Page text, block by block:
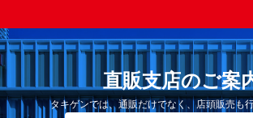
直販支店のご案
タキゲンでは、通販だけでなく、店頭販売も